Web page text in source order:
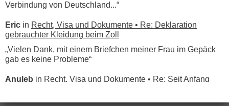
Verbindung von Deutschland...“
Eric in Recht, Visa und Dokumente • Re: Deklaration
gebrauchter Kleidung beim Zoll
„Vielen Dank, mit einem Briefchen meiner Frau im Gepäck
gab es keine Probleme“
Anuleb in Recht, Visa und Dokumente • Re: Seit Anfang